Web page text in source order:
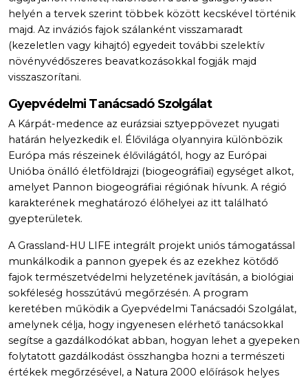
helyén a tervek szerint többek között kecskével történik
majd. Az inváziós fajok szálanként visszamaradt
(kezeletlen vagy kihajtó) egyedeit további szelektív
növényvédőszeres beavatkozásokkal fogják majd
visszaszorítani.
Gyepvédelmi Tanácsadó Szolgálat
A Kárpát-medence az eurázsiai sztyeppövezet nyugati
határán helyezkedik el. Élővilága olyannyira különbözik
Európa más részeinek élővilágától, hogy az Európai
Unióba önálló életföldrajzi (biogeográfiai) egységet alkot,
amelyet Pannon biogeográfiai régiónak hívunk. A régió
karakterének meghatározó élőhelyei az itt található
gyepterületek.
A Grassland-HU LIFE integrált projekt uniós támogatással
munkálkodik a pannon gyepek és az ezekhez kötődő
fajok természetvédelmi helyzetének javításán, a biológiai
sokféleség hosszútávú megőrzésén. A program
keretében működik a Gyepvédelmi Tanácsadói Szolgálat,
amelynek célja, hogy ingyenesen elérhető tanácsokkal
segítse a gazdálkodókat abban, hogyan lehet a gyepeken
folytatott gazdálkodást összhangba hozni a természeti
értékek megőrzésével, a Natura 2000 előírások helyes